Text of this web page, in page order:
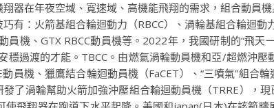
器在年夜空域、寬速域、高機能飛翔的需求，組合動員
有：火箭基組合輪迴動力（RBCC）、渦輪基組合輪迴動
機、GTX RBCC動員機等。2022年，我國研制的“飛天
穩過渡的才能。TBCC。由燃氣渦輪動員機和亞/超燃沖
員機、獵鷹結合輪迴動員機（FaCET）、“三噴氣”組合
了渦輪幫助火箭加強沖壓組合輪迴動員機（TRRE），